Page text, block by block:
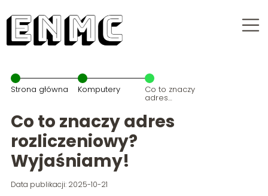
Strona główna Komputery Co to znaczy
adres
Wyjaśniamy!
Co to znaczy adres
rozliczeniowy?
Wyjaśniamy!
Data publikacji: 2025-10-21